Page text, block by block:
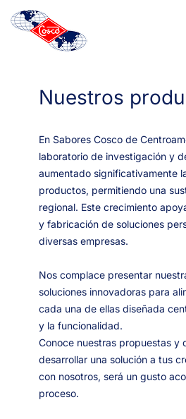
Saltar
Nuestros
En Sabores Cosco de
laboratorio de investigación y
aumentado significativamente
productos, permitiendo una
regional. Este crecimiento
y fabricación de soluciones
diversas empresas.
Nos complace presentar
soluciones innovadoras para
cada una de ellas diseñada
y la funcionalidad.
Conoce nuestras propuestas y
desarrollar una solución a tus
con nosotros, será un gusto
proceso.